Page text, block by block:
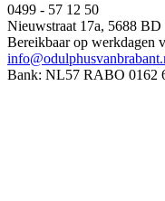
0499 - 57 12 50
Nieuwstraat 17a, 5688 BD
Bereikbaar op werkdagen
Bank: NL57 RABO 0162